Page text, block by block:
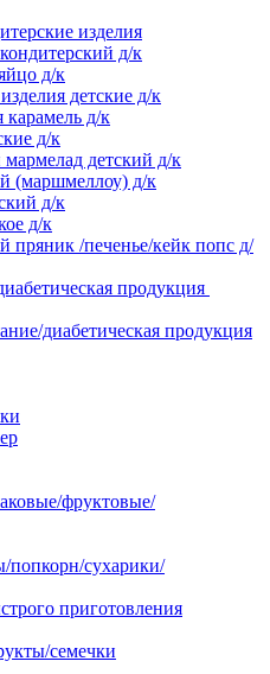
изделия
д/к
д/к
детские д/к
карамель д/к
д/к
детский д/к
(маршмеллоу) д/к
д/к
д/к
пряник /печенье/кейк попс д/
продукция
диабетическая продукция
фруктовые/
попкорн/сухарики/
приготовления
семечки